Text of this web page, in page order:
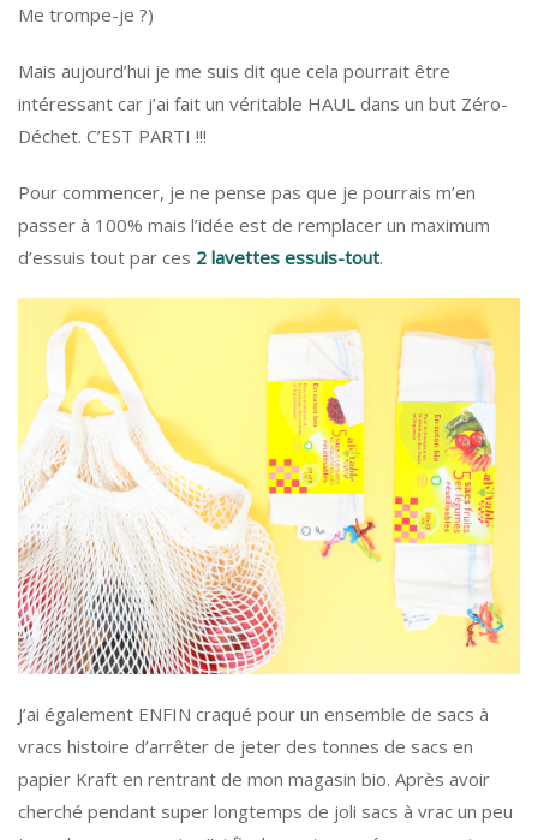
Me trompe-je ?)
Mais aujourd’hui je me suis dit que cela pourrait être
intéressant car j’ai fait un véritable HAUL dans un but Zéro-
Déchet. C’EST PARTI !!!
Pour commencer, je ne pense pas que je pourrais m’en
passer à 100% mais l’idée est de remplacer un maximum
d’essuis tout par ces 2 lavettes essuis-tout.
J’ai également ENFIN craqué pour un ensemble de sacs à
vracs histoire d’arrêter de jeter des tonnes de sacs en
papier Kraft en rentrant de mon magasin bio. Après avoir
cherché pendant super longtemps de joli sacs à vrac un peu